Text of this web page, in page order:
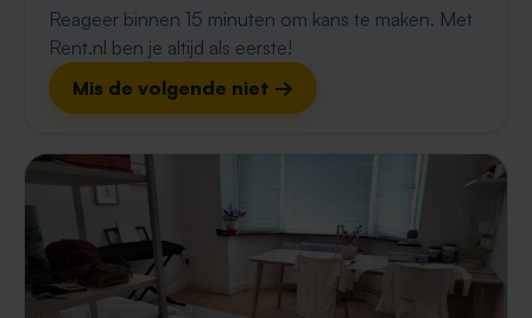
Reageer binnen 15 minuten om kans te maken. Met
Rent.nl ben je altijd als eerste!
Mis de volgende niet →